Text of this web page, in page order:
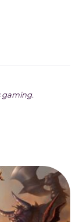
gaming.